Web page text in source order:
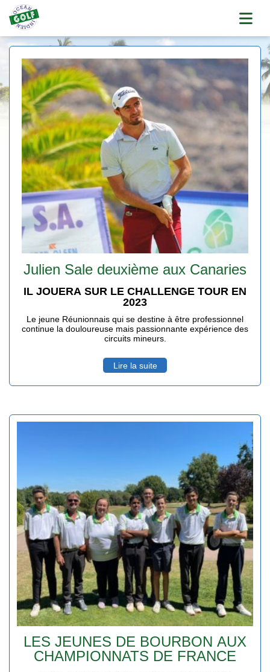
Julien Sale deuxième aux Canaries
IL JOUERA SUR LE CHALLENGE TOUR EN
2023
Le jeune Réunionnais qui se destine à être professionnel
continue la douloureuse mais passionnante expérience des
circuits mineurs.
Lire la suite
LES JEUNES DE BOURBON AUX
CHAMPIONNATS DE FRANCE